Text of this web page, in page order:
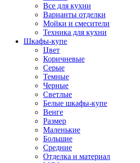
Все для кухни
Варианты отделки
Мойки и смесители
Техника для кухни
Шкафы-купе
Цвет
Коричневые
Серые
Темные
Черные
Светлые
Белые шкафы-купе
Венге
Размер
Маленькие
Большие
Средние
Отделка и материал